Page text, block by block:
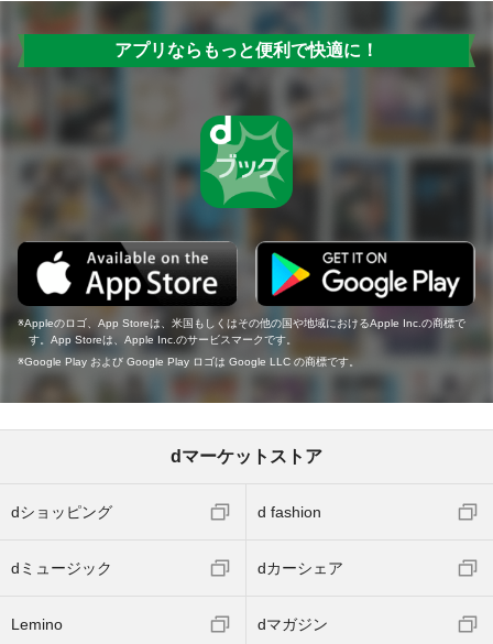
アプリならもっと便利で快適に！
Appleのロゴ、App Storeは、米国もしくはその他の国や地域におけるApple Inc.の商標で
す。App Storeは、Apple Inc.のサービスマークです。
Google Play および Google Play ロゴは Google LLC の商標です。
dマーケットストア
dショッピング d fashion
dミュージック dカーシェア
Lemino dマガジン